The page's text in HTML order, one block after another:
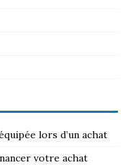
lors d’un achat
votre achat